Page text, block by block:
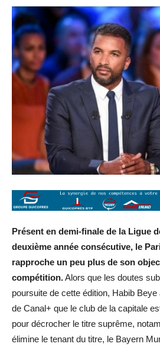
Présent en demi-finale de la Ligue
deuxième année consécutive, le
rapproche un peu plus de son
compétition.Alors que les doutes
poursuite de cette édition, Habib
de Canal+ que le club de la capitale
pour décrocher le titre suprême,
élimine le tenant du titre, le Bayern